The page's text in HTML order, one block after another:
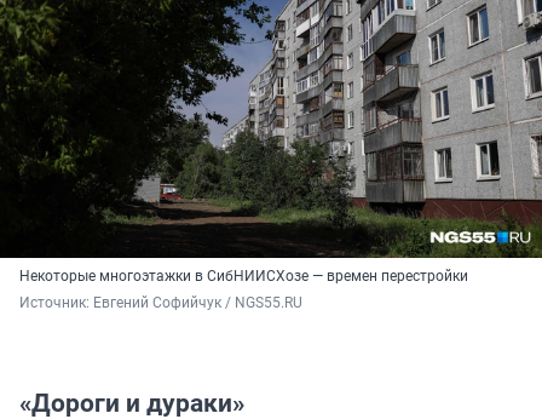
Некоторые многоэтажки в СибНИИСХозе — времен перестройки
Источник: Евгений Софийчук / NGS55.RU
«Дороги и дураки»